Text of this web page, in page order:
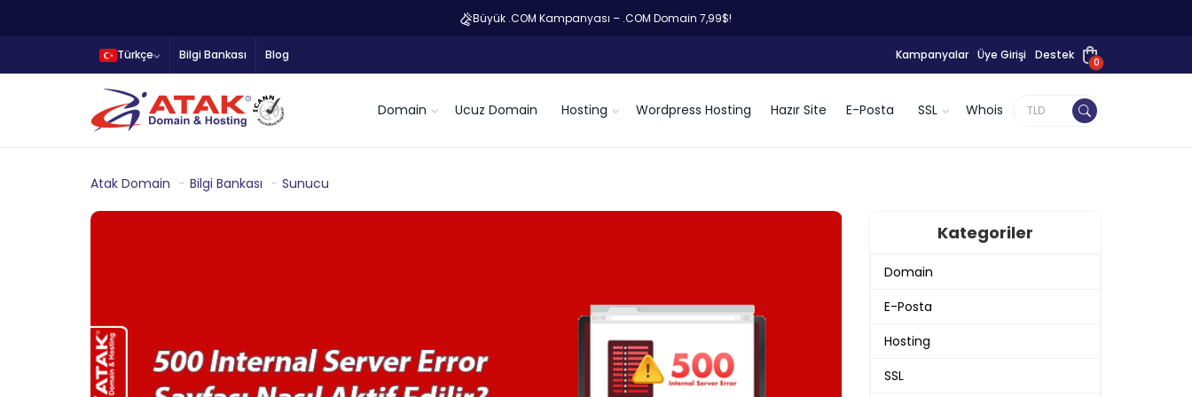
Büyük .COM Kampanyası – .COM Domain 7,99$!
Türkçe Bilgi Bankası Blog Kampanyalar Üye Girişi Destek
0
Domain Ucuz Domain Hosting Wordpress Hosting Hazır Site E-Posta SSL Whois
Atak Domain Bilgi Bankası Sunucu
Kategoriler
Domain
E-Posta
Hosting
SSL